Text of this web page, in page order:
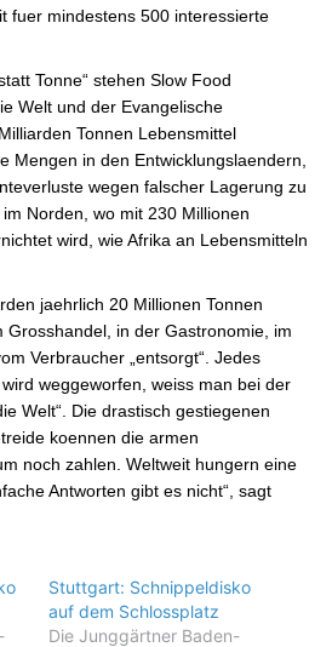
fuer mindestens 500 interessierte
Tonne“ stehen Slow Food
Welt und der Evangelische
Tonnen Lebensmittel
Mengen in den Entwicklungslaendern,
wegen falscher Lagerung zu
Norden, wo mit 230 Millionen
wird, wie Afrika an Lebensmitteln
jaehrlich 20 Millionen Tonnen
Grosshandel, in der Gastronomie, im
Verbraucher „entsorgt“. Jedes
weggeworfen, weiss man bei der
Welt“. Die drastisch gestiegenen
koennen die armen
noch zahlen. Weltweit hungern eine
Antworten gibt es nicht“, sagt
Stuttgart: Schnippeldisko
auf dem Schlossplatz
Die Junggärtner Baden-